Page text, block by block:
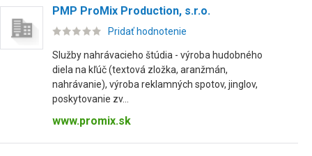
PMP ProMix Production, s.r.o.
Pridať hodnotenie
Služby nahrávacieho štúdia - výroba hudobného
diela na kľúč (textová zložka, aranžmán,
nahrávanie), výroba reklamných spotov, jinglov,
poskytovanie zv...
www.promix.sk